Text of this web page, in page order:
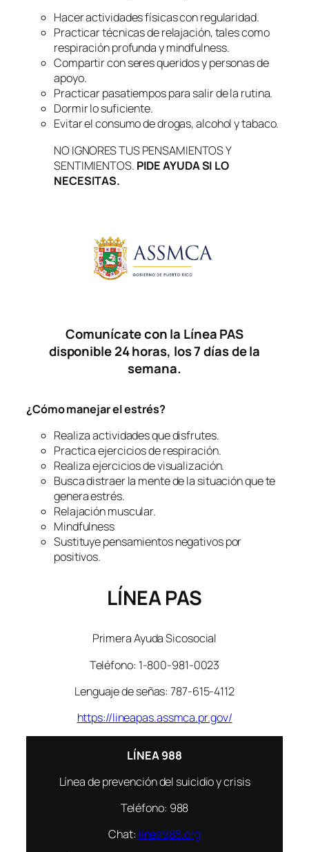
Hacer actividades físicas con regularidad.
Practicar técnicas de relajación, tales como
respiración profunda y mindfulness.
Compartir con seres queridos y personas de
apoyo.
Practicar pasatiempos para salir de la rutina.
Dormir lo suficiente.
Evitar el consumo de drogas, alcohol y tabaco.
NO IGNORES TUS PENSAMIENTOS Y
SENTIMIENTOS. PIDE AYUDA SI LO
NECESITAS.
Comunícate con la Línea PAS
disponible 24 horas, los 7 días de la
semana.
¿Cómo manejar el estrés?
Realiza actividades que disfrutes.
Practica ejercicios de respiración.
Realiza ejercicios de visualización.
Busca distraer la mente de la situación que te
genera estrés.
Relajación muscular.
Mindfulness
Sustituye pensamientos negativos por
positivos.
LÍNEA PAS
Primera Ayuda Sicosocial
Teléfono: 1-800-981-0023
Lenguaje de señas: 787-615-4112
https://lineapas.assmca.pr.gov/
LÍNEA 988
Línea de prevención del suicidio y crisis
Teléfono: 988
Chat: linea988.org